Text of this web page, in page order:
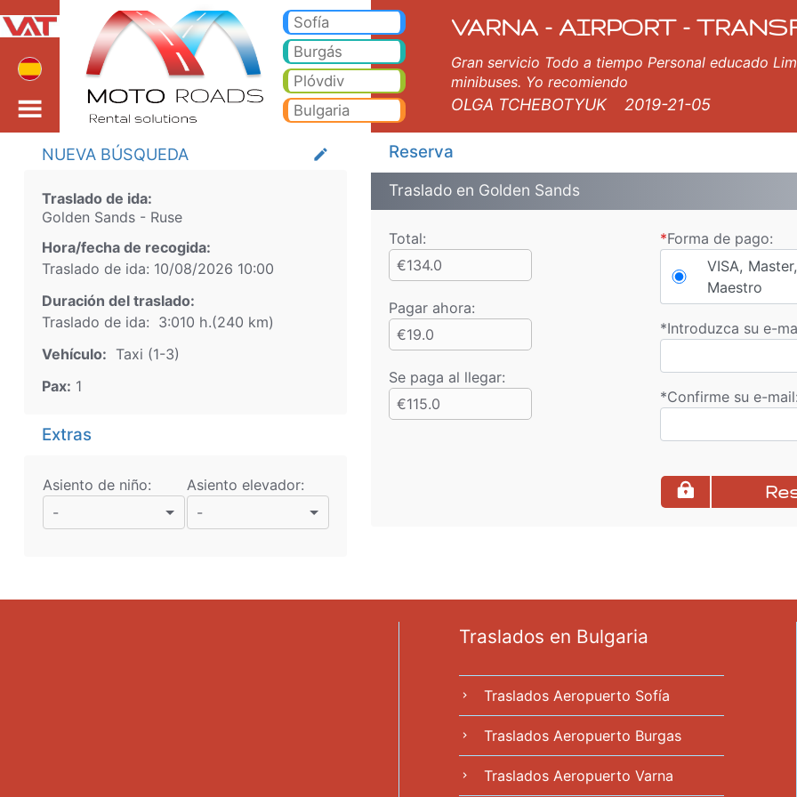
Golden Sands Ruse Taxi. Traslados
Sofía
Burgás
Plóvdiv
Bulgaria
VARNA - AIRPORT -
Gran servicio Todo a tiempo Personal educado
minibuses. Yo recomiendo
OLGA TCHEBOTYUK 2019-21-05
NUEVA BÚSQUEDA create
Traslado de ida:
Golden Sands- Ruse
Hora/fecha de recogida:
Traslado de ida: 10/08/2026 10:00
Duración del traslado:
Traslado de ida: 3:010 h.(240 km)
Vehículo: Taxi (1-3)
Pax: 1
Extras
Asiento de niño:
-
Asiento elevador:
-
Reserva
Traslado en Golden Sands
Total:
€134.0
Pagar ahora:
€19.0
Se paga al llegar:
€115.0
*Forma de pago:
VISA,
Maestro
*Introduzca su e-
*Confirme su e-mail:
Traslados en Bulgaria
chevron_right Traslados Aeropuerto Sofía
chevron_right Traslados Aeropuerto Burgas
chevron_right Traslados Aeropuerto Varna